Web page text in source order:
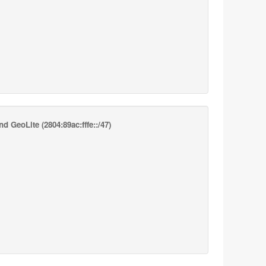
GeoLite (2804:89ac:fffe::/47)